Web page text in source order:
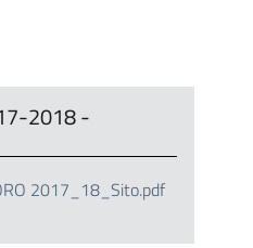
2018 -
2017_18_Sito.pdf